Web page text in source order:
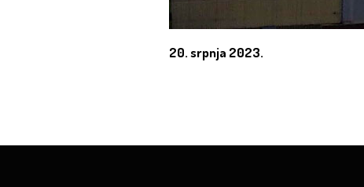
20. srpnja 2023.